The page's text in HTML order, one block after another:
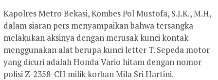
Kapolres Metro Bekasi, Kombes Pol Mustofa, S.I.K., M.H,
dalam siaran pers menyampaikan bahwa tersangka
melakukan aksinya dengan merusak kunci kontak
menggunakan alat berupa kunci letter T. Sepeda motor
yang dicuri adalah Honda Vario hitam dengan nomor
polisi Z-2358-CH milik korban Mila Sri Hartini.